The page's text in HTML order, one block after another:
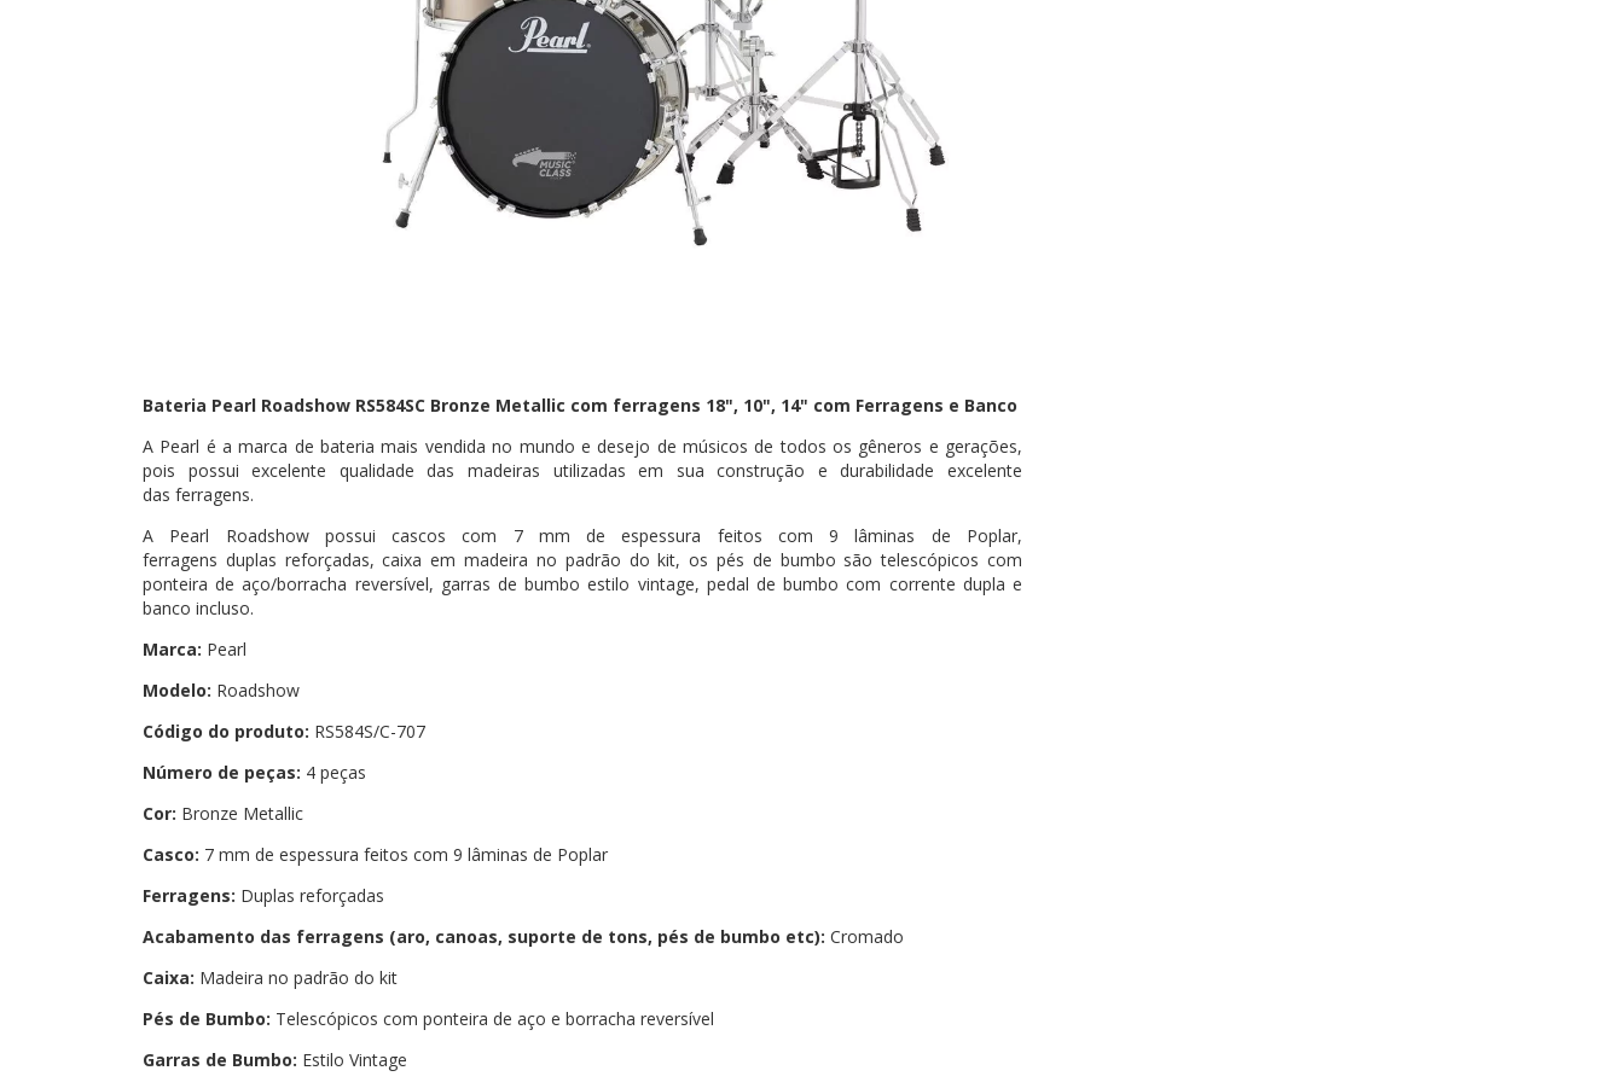
Bateria Pearl Roadshow RS584SC Bronze Metallic com ferragens 18", 10", 14" com Ferragens e Banco
A Pearl é a marca de bateria mais vendida no mundo e desejo de músicos de todos os gêneros e gerações,
pois possui excelente qualidade das madeiras utilizadas em sua construção e durabilidade excelente
das ferragens.
A Pearl Roadshow possui cascos com 7 mm de espessura feitos com 9 lâminas de Poplar,
ferragens duplas reforçadas, caixa em madeira no padrão do kit, os pés de bumbo são telescópicos com
ponteira de aço/borracha reversível, garras de bumbo estilo vintage, pedal de bumbo com corrente dupla e
banco incluso.
Marca: Pearl
Modelo: Roadshow
Código do produto: RS584S/C-707
Número de peças: 4 peças
Cor: Bronze Metallic
Casco: 7 mm de espessura feitos com 9 lâminas de Poplar
Ferragens: Duplas reforçadas
Acabamento das ferragens (aro, canoas, suporte de tons, pés de bumbo etc): Cromado
Caixa: Madeira no padrão do kit
Pés de Bumbo: Telescópicos com ponteira de aço e borracha reversível
Garras de Bumbo: Estilo Vintage